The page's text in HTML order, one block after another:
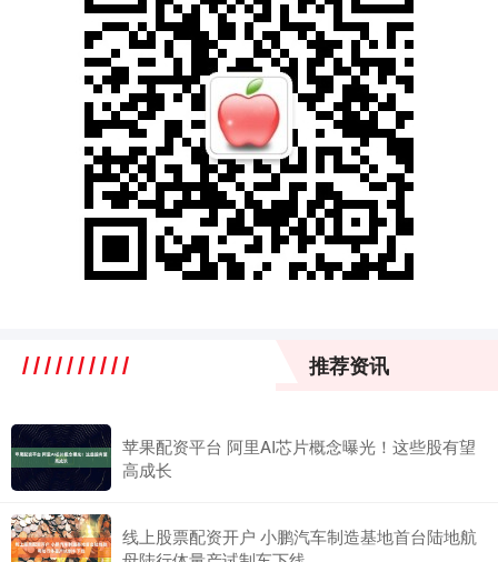
推荐资讯
苹果配资平台 阿里AI芯片概念曝光！这些股有望
高成长
线上股票配资开户 小鹏汽车制造基地首台陆地航